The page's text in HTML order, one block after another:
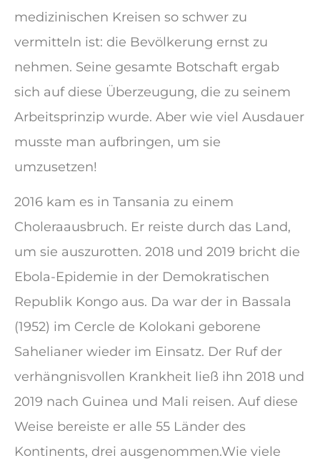
medizinischen Kreisen so schwer zu
vermitteln ist: die Bevölkerung ernst zu
nehmen. Seine gesamte Botschaft ergab
sich auf diese Überzeugung, die zu seinem
Arbeitsprinzip wurde. Aber wie viel Ausdauer
musste man aufbringen, um sie
umzusetzen!
2016 kam es in Tansania zu einem
Choleraausbruch. Er reiste durch das Land,
um sie auszurotten. 2018 und 2019 bricht die
Ebola-Epidemie in der Demokratischen
Republik Kongo aus. Da war der in Bassala
(1952) im Cercle de Kolokani geborene
Sahelianer wieder im Einsatz. Der Ruf der
verhängnisvollen Krankheit ließ ihn 2018 und
2019 nach Guinea und Mali reisen. Auf diese
Weise bereiste er alle 55 Länder des
Kontinents, drei ausgenommen.Wie viele